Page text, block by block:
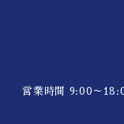
営業時間 9:00～